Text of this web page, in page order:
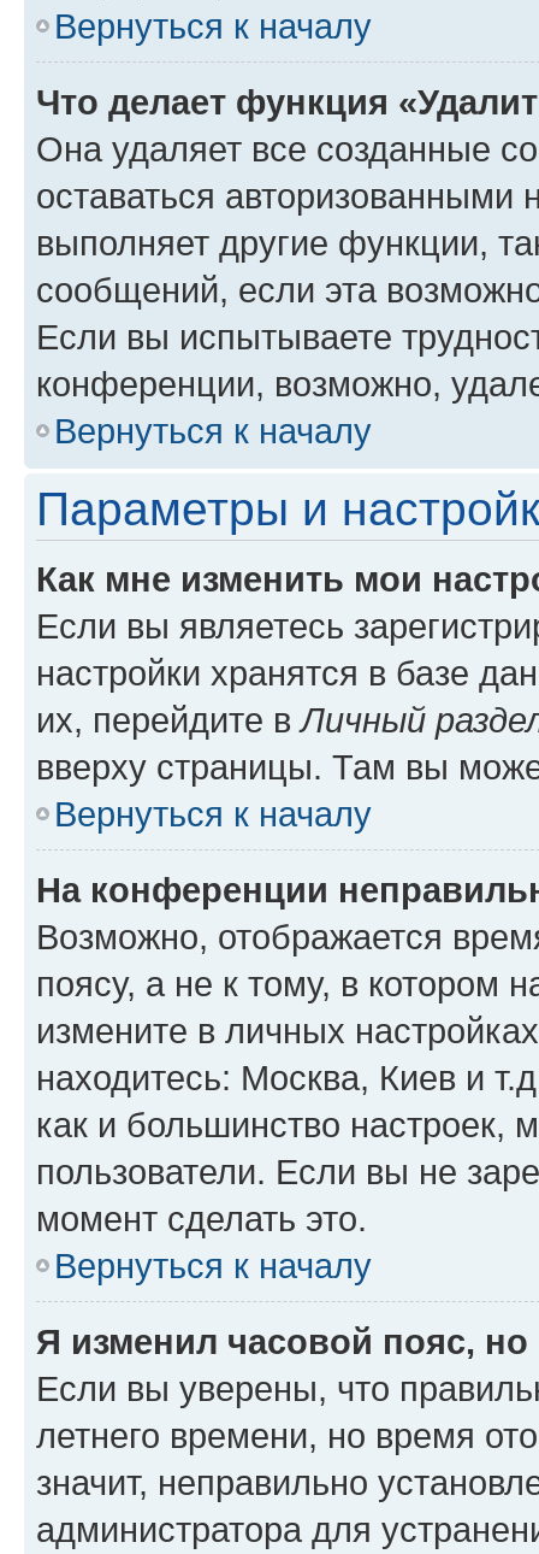
Вернуться к началу
Что делает функция
Она удаляет все созданные
оставаться авторизованными
выполняет другие функции,
сообщений, если эта
Если вы испытываете
конференции, возможно,
Вернуться к началу
Параметры и
Как мне изменить мои
Если вы являетесь
настройки хранятся в базе
их, перейдите вЛичный
вверху страницы. Там вы
Вернуться к началу
На конференции
Возможно, отображается
поясу, а не к тому, в котором
измените в личных
находитесь: Москва, Киев и
как и большинство настроек,
пользователи. Если вы не
момент сделать это.
Вернуться к началу
Я изменил часовой пояс,
Если вы уверены, что
летнего времени, но время
значит, неправильно
администратора для